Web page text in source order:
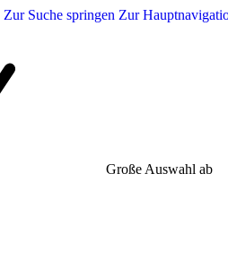
Zur Suche springen Zur
Große Auswahl ab